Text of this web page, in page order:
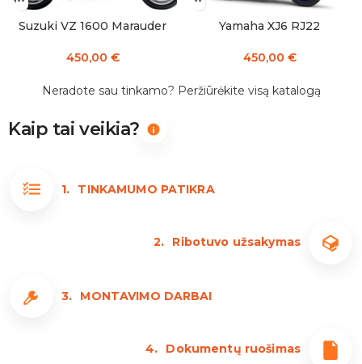
Suzuki VZ 1600 Marauder
450,00 €
Yamaha XJ6 RJ22
450,00 €
Neradote sau tinkamo? Peržiūrėkite visą katalogą
Kaip tai veikia?
1. TINKAMUMO PATIKRA
2. Ribotuvo užsakymas
3. MONTAVIMO DARBAI
4. Dokumentų ruošimas